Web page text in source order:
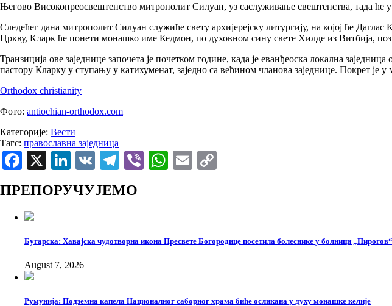
Његово Високопреосвештенство митрополит Силуан, уз саслуживање свештенства, тада
Следећег дана митрополит Силуан служиће свету архијерејску литургију, на којој ће
Цркву, Кларк ће понети монашко име Кедмон, по духовном сину свете Хилде из Витбија,
Транзиција ове заједнице започета је почетком године, када је еванђеоска локална
пастору Кларку у ступању у катихуменат, заједно са већином чланова заједнице. Покрет
Orthodox christianity
Фото: antiochian-orthodox.com
Категорије: Вести
Тагс: православна заједница
Facebook
X LinkedIn
VK Telegram
ViberWhatsApp
Email
ПРЕПОРУЧУЈЕМО
Бугарска: Хавајска чудотворна икона Пресвете Богородице посетила болеснике у болници „Пирогов“
August 7, 2026
Румунија: Подземна капела Националног саборног храма биће осликана у духу монашке келије